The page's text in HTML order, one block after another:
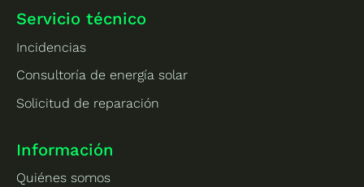
Servicio técnico
Incidencias
Consultoría de energía solar
Solicitud de reparación
Información
Quiénes somos